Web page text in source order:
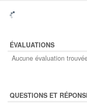
ÉVALUATIONS
Aucune évaluation
QUESTIONS ET